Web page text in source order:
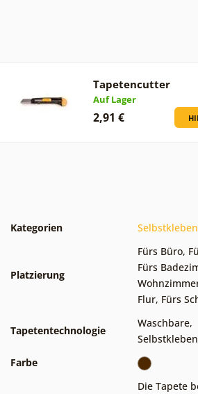
Tapetencutter
Auf Lager
2,91 €
Kategorien
Platzierung
Fürs Büro,
Fürs
Flur, Fürs
Tapetentechnologie
Waschbare,
Farbe
Die Tapete